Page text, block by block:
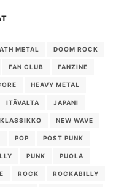
METAL DOOM ROCK
FAN CLUB FANZINE
HEAVY METAL
ITÄVALTA JAPANI
KLASSIKKO NEW WAVE
POP POST PUNK
PUNK PUOLA
ROCK ROCKABILLY